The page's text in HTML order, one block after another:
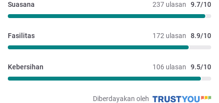
237 ulasan 9.7/10
Suasana
172 ulasan 8.9/10
Fasilitas
106 ulasan 9.5/10
Kebersihan
Diberdayakan oleh